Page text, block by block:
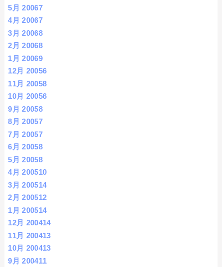
5月 20067
4月 20067
3月 20068
2月 20068
1月 20069
12月 20056
11月 20058
10月 20056
9月 20058
8月 20057
7月 20057
6月 20058
5月 20058
4月 200510
3月 200514
2月 200512
1月 200514
12月 200414
11月 200413
10月 200413
9月 200411